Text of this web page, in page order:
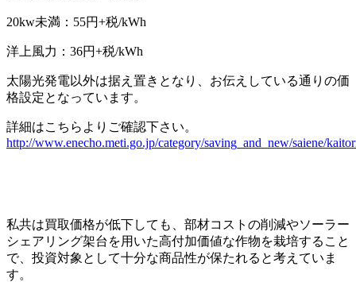
20kw未満：55円+税/kWh
洋上風力：36円+税/kWh
太陽光発電以外は据え置きとなり、お伝えしている通りの価
格設定となっています。
詳細はこちらよりご確認下さい。
http://www.enecho.meti.go.jp/category/saving_and_new/saiene/
私共は買取価格が低下しても、部材コストの削減やソーラー
シェアリング架台を用いた高付加価値な作物を栽培すること
で、投資対象として十分な商品性が保たれると考えていま
す。